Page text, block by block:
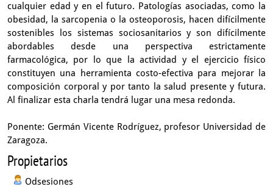
cualquier edad y en el futuro. Patologías asociadas, como la
obesidad, la sarcopenia o la osteoporosis, hacen difícilmente
sostenibles los sistemas sociosanitarios y son difícilmente
abordables desde una perspectiva estrictamente
farmacológica, por lo que la actividad y el ejercicio físico
constituyen una herramienta costo-efectiva para mejorar la
composición corporal y por tanto la salud presente y futura.
Al finalizar esta charla tendrá lugar una mesa redonda.
Ponente: Germán Vicente Rodríguez, profesor Universidad de
Zaragoza.
Propietarios
Odsesiones